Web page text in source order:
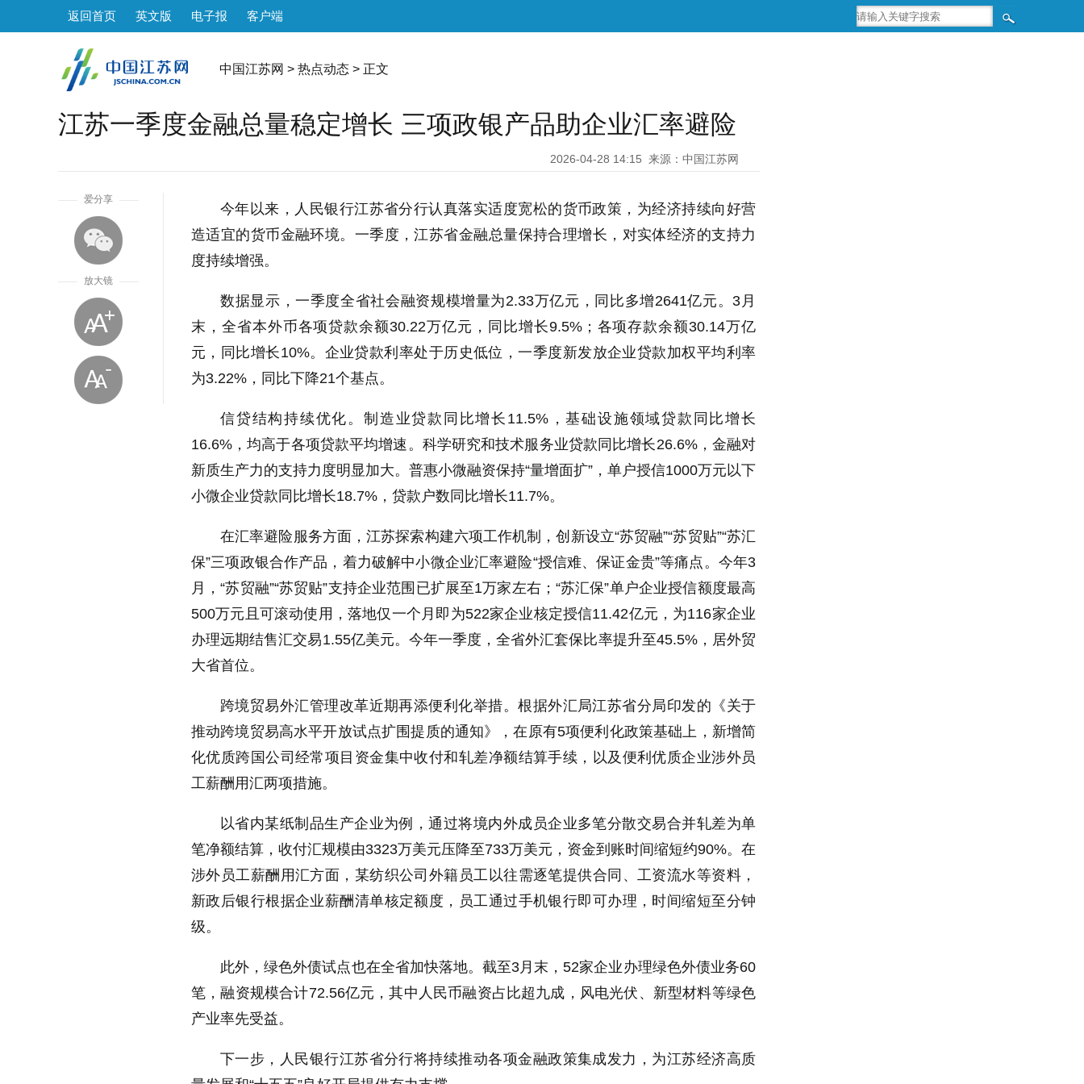
返回首页 英文版 电子报 客户端
中国江苏网 > 热点动态 > 正文
江苏一季度金融总量稳定增长 三项政银产品助企业汇率避险
2026-04-28 14:15 来源：中国江苏网
爱分享
放大镜
今年以来，人民银行江苏省分行认真落实适度宽松的货币政策，为经济持续向好营
造适宜的货币金融环境。一季度，江苏省金融总量保持合理增长，对实体经济的支持力
度持续增强。
数据显示，一季度全省社会融资规模增量为2.33万亿元，同比多增2641亿元。3月
末，全省本外币各项贷款余额30.22万亿元，同比增长9.5%；各项存款余额30.14万亿
元，同比增长10%。企业贷款利率处于历史低位，一季度新发放企业贷款加权平均利率
为3.22%，同比下降21个基点。
信贷结构持续优化。制造业贷款同比增长11.5%，基础设施领域贷款同比增长
16.6%，均高于各项贷款平均增速。科学研究和技术服务业贷款同比增长26.6%，金融对
新质生产力的支持力度明显加大。普惠小微融资保持“量增面扩”，单户授信1000万元以下
小微企业贷款同比增长18.7%，贷款户数同比增长11.7%。
在汇率避险服务方面，江苏探索构建六项工作机制，创新设立“苏贸融”“苏贸贴”“苏汇
保”三项政银合作产品，着力破解中小微企业汇率避险“授信难、保证金贵”等痛点。今年3
月，“苏贸融”“苏贸贴”支持企业范围已扩展至1万家左右；“苏汇保”单户企业授信额度最高
500万元且可滚动使用，落地仅一个月即为522家企业核定授信11.42亿元，为116家企业
办理远期结售汇交易1.55亿美元。今年一季度，全省外汇套保比率提升至45.5%，居外贸
大省首位。
跨境贸易外汇管理改革近期再添便利化举措。根据外汇局江苏省分局印发的《关于
推动跨境贸易高水平开放试点扩围提质的通知》，在原有5项便利化政策基础上，新增简
化优质跨国公司经常项目资金集中收付和轧差净额结算手续，以及便利优质企业涉外员
工薪酬用汇两项措施。
以省内某纸制品生产企业为例，通过将境内外成员企业多笔分散交易合并轧差为单
笔净额结算，收付汇规模由3323万美元压降至733万美元，资金到账时间缩短约90%。在
涉外员工薪酬用汇方面，某纺织公司外籍员工以往需逐笔提供合同、工资流水等资料，
新政后银行根据企业薪酬清单核定额度，员工通过手机银行即可办理，时间缩短至分钟
级。
此外，绿色外债试点也在全省加快落地。截至3月末，52家企业办理绿色外债业务60
笔，融资规模合计72.56亿元，其中人民币融资占比超九成，风电光伏、新型材料等绿色
产业率先受益。
下一步，人民银行江苏省分行将持续推动各项金融政策集成发力，为江苏经济高质